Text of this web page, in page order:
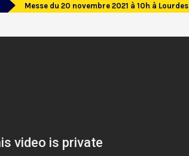
Messe du 20 novembre 2021 à 10h à Lourdes